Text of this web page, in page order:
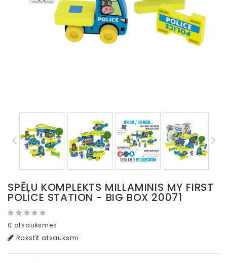
SPĒĻU KOMPLEKTS MILLAMINIS MY FIRST
POLICE STATION - BIG BOX 20071
0 atsauksmes
Rakstīt atsauksmi